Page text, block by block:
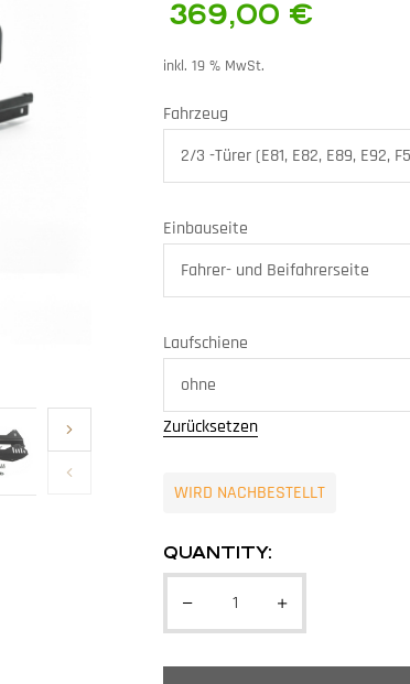
369,00 €
inkl. 19 % MwSt.
Fahrzeug
Einbauseite
Laufschiene
Zurücksetzen
WIRD NACHBESTELLT
QUANTITY: